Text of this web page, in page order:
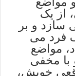
از یک
سازد و بر
فرد می
مواضع
با مخفی
خویش،